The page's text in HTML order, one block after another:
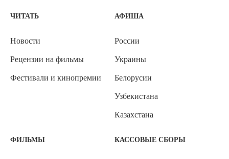
ЧИТАТЬ
Новости
Рецензии на фильмы
Фестивали и кинопремии
АФИША
России
Украины
Белорусии
Узбекистана
Казахстана
ФИЛЬМЫ КАССОВЫЕ СБОРЫ